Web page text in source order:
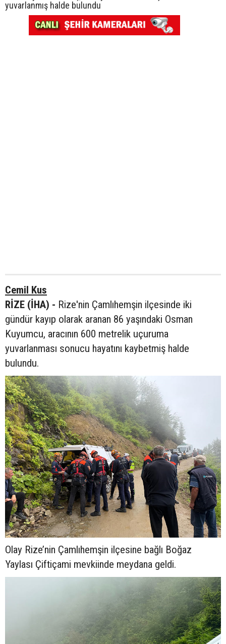
yuvarlanmış halde bulundu
Cemil Kus
RİZE (İHA) - Rize'nin Çamlıhemşin ilçesinde iki
gündür kayıp olarak aranan 86 yaşındaki Osman
Kuyumcu, aracının 600 metrelik uçuruma
yuvarlanması sonucu hayatını kaybetmiş halde
bulundu.
Olay Rize’nin Çamlıhemşin ilçesine bağlı Boğaz
Yaylası Çiftiçami mevkiinde meydana geldi.